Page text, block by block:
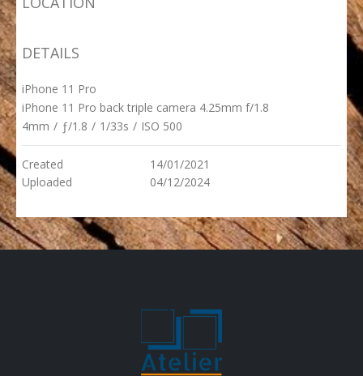
DETAILS
iPhone 11 Pro
iPhone 11 Pro back triple camera 4.25mm f/1.8
4mm / ƒ/1.8 / 1/33s / ISO 500
Created
14/01/2021
Uploaded
04/12/2024